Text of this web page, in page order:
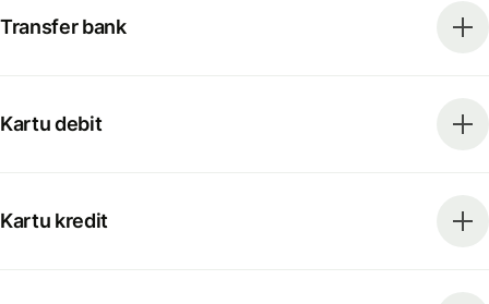
Transfer bank
Kartu debit
Kartu kredit